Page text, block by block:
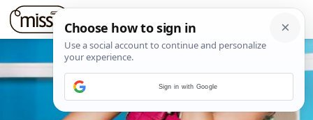
Sign in with Google